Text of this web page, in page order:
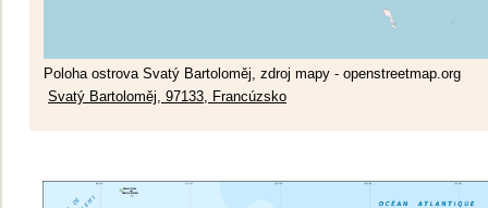
Poloha ostrova Svatý Bartoloměj, zdroj mapy - openstreetmap.org
Svatý Bartoloměj, 97133, Francúzsko